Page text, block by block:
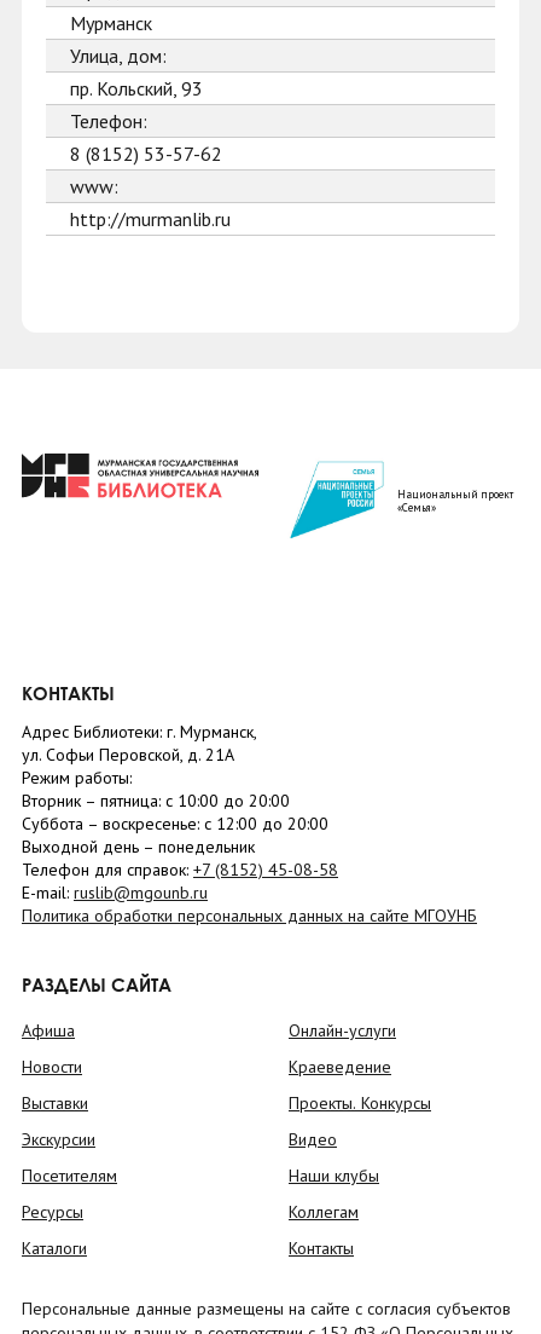
Мурманск
Улица, дом:
пр. Кольский, 93
Телефон:
8 (8152) 53-57-62
www:
http://murmanlib.ru
Национальный проект
«Семья»
КОНТАКТЫ
Адрес Библиотеки: г. Мурманск,
ул. Софьи Перовской, д. 21А
Режим работы:
Вторник – пятница: с 10:00 до 20:00
Суббота – воскресенье: c 12:00 до 20:00
Выходной день – понедельник
Телефон для справок: +7 (8152) 45-08-58
E-mail: ruslib@mgounb.ru
Политика обработки персональных данных на сайте МГОУНБ
РАЗДЕЛЫ САЙТА
Афиша
Новости
Выставки
Экскурсии
Посетителям
Ресурсы
Каталоги
Онлайн-услуги
Краеведение
Проекты. Конкурсы
Видео
Наши клубы
Коллегам
Контакты
Персональные данные размещены на сайте с согласия субъектов